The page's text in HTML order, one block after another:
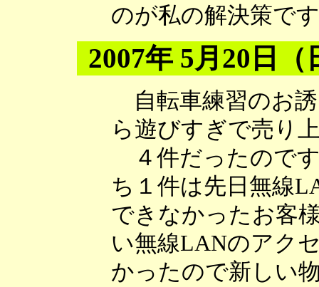
のが私の解決策で
2007年 5月20日（
自転車練習のお
ら遊びすぎで売り
４件だったので
ち１件は先日無線
できなかったお客
い無線LANのアク
かったので新しい